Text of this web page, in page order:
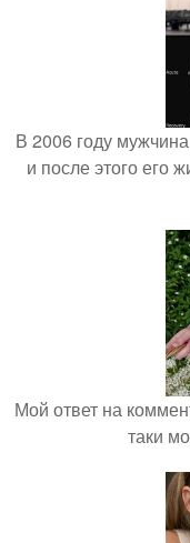
В 2006 году
и после этого его
Мой ответ на
таки